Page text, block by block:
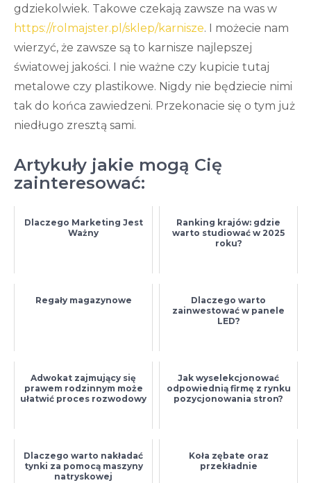
gdziekolwiek. Takowe czekają zawsze na was w
https://rolmajster.pl/sklep/karnisze. I możecie nam
wierzyć, że zawsze są to karnisze najlepszej
światowej jakości. I nie ważne czy kupicie tutaj
metalowe czy plastikowe. Nigdy nie będziecie nimi
tak do końca zawiedzeni. Przekonacie się o tym już
niedługo zresztą sami.
Artykuły jakie mogą Cię
zainteresować:
Dlaczego Marketing Jest
Ważny
Ranking krajów: gdzie
warto studiować w 2025
roku?
Regały magazynowe
Dlaczego warto
zainwestować w panele
LED?
Adwokat zajmujący się
prawem rodzinnym może
ułatwić proces rozwodowy
Jak wyselekcjonować
odpowiednią firmę z rynku
pozycjonowania stron?
Dlaczego warto nakładać
tynki za pomocą maszyny
natryskowej
Koła zębate oraz
przekładnie